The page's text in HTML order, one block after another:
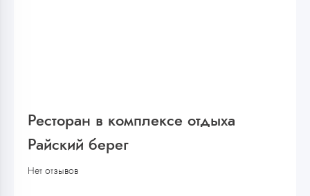
Ресторан в комплексе отдыха
Райский берег
Нет отзывов